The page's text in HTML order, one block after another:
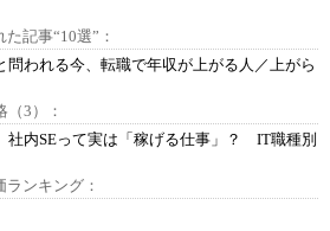
記事“10選”：
問われる今、転職で年収が上がる人／上がら
3）：
社内SEって実は「稼げる仕事」？ IT職種別
ンキング：